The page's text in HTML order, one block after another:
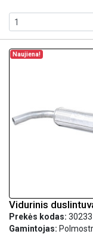
Naujiena!
Vidurinis
Prekės kodas: 30233
Gamintojas: